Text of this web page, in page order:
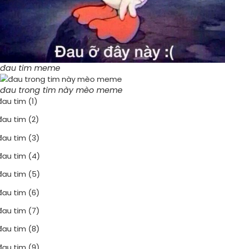
đau tim meme
đau trong tim này mèo meme